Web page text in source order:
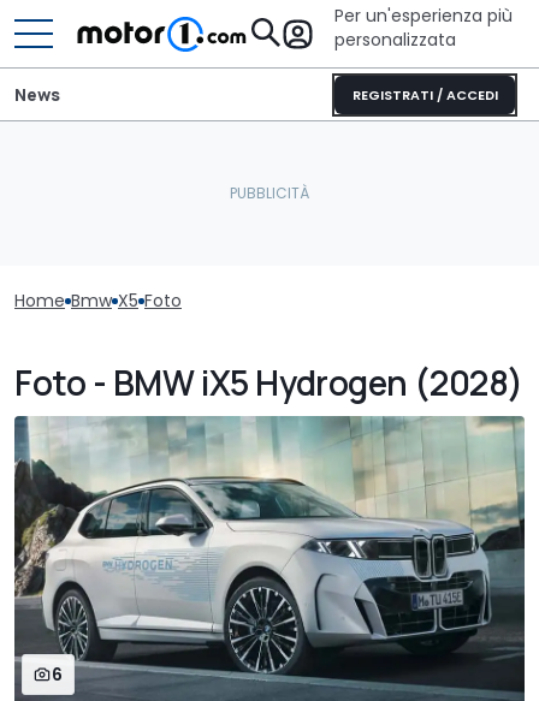
Per un'esperienza più
personalizzata
REGISTRATI / ACCEDI
News
Home Bmw X5 Foto
Foto - BMW iX5 Hydrogen (2028)
6